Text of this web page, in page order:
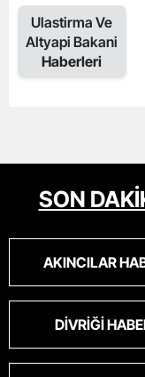
Ulastirma Ve
Altyapi Bakani
Haberleri
SON
AKINCILAR
DIVRIĞI